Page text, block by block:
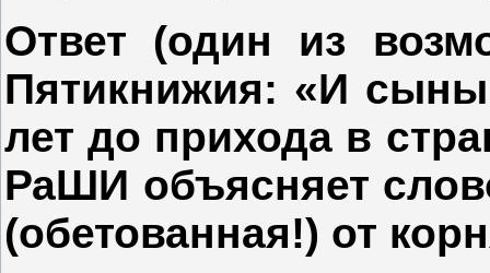
Ответ (один из
Пятикнижия: «И
лет до прихода в
РаШИ объясняет
(обетованная!) от